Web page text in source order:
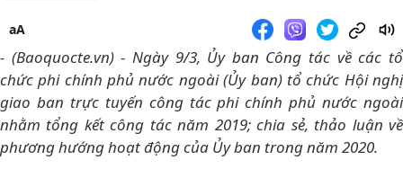
aA
- (Baoquocte.vn) - Ngày 9/3, Ủy ban Công tác về các tổ
chức phi chính phủ nước ngoài (Ủy ban) tổ chức Hội nghị
giao ban trực tuyến công tác phi chính phủ nước ngoài
nhằm tổng kết công tác năm 2019; chia sẻ, thảo luận về
phương hướng hoạt động của Ủy ban trong năm 2020.